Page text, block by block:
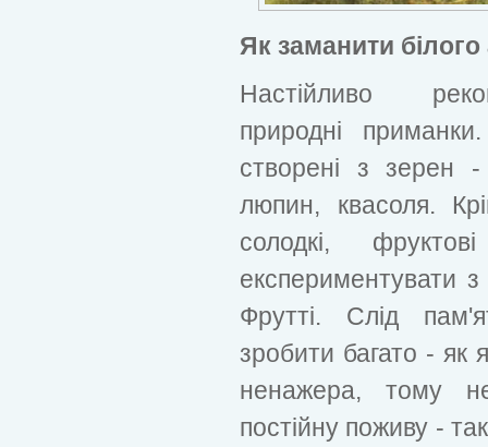
Як заманити
Настійливо
природні
створені з зерен -
люпин, квасоля.
солодкі,
експериментувати
Фрутті. Слід
зробити багато - як
ненажера, тому
постійну поживу -